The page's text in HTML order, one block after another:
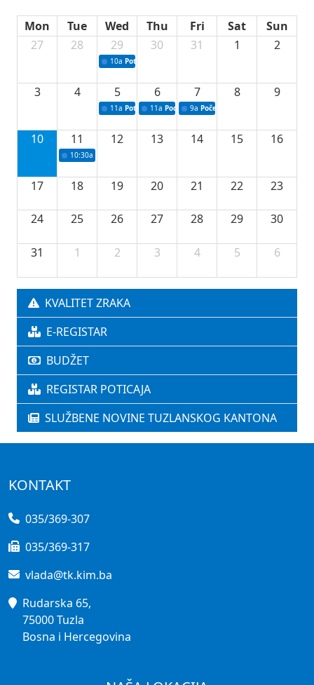
Mon Tue Wed Thu Fri Sat
Sun
27
28 29
10a Potpisivanje ugovora sa neprofitnim
30 31 1 2
3 4 5
11a Potpisivanje ugovora o stipendijama za
6
11a Podrška razvoju vodne infrastrukture u
7
9a Početak izgradnje nove
8 9
10 11
10:30a
12 13 14 15 16
17 18 19 20 21 22 23
24 25 26 27 28 29 30
31 1 2 3 4 5 6
KVALITET ZRAKA
E-REGISTAR
BUDŽET
REGISTAR POTICAJA
SLUŽBENE NOVINE TUZLANSKOG KANTONA
KONTAKT
035/369-307
035/369-317
vlada@tk.kim.ba
Rudarska 65,
75000 Tuzla
Bosna i Hercegovina